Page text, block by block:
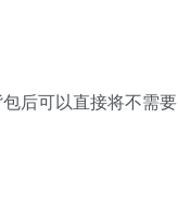
后可以直接将不需要